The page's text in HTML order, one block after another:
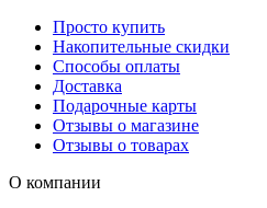
Просто купить
Накопительные скидки
Способы оплаты
Доставка
Подарочные карты
Отзывы о магазине
Отзывы о товарах
О компании